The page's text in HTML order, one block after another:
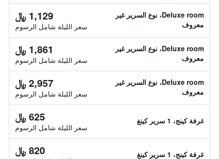
Deluxe room، نوع السرير غير
معروف
1,129 ﷼
سعر الليلة شامل الرسوم
Deluxe room، نوع السرير غير
معروف
1,861 ﷼
سعر الليلة شامل الرسوم
Deluxe room، نوع السرير غير
معروف
2,957 ﷼
سعر الليلة شامل الرسوم
غرفة كينج، 1 سرير كينغ 625 ﷼
سعر الليلة شامل الرسوم
غرفة كينج، 1 سرير كينغ 820 ﷼